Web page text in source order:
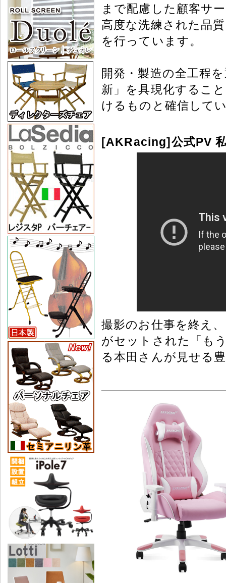
まで配慮した顧客サ
高度な洗練された品
を行っています。
開発・製造の全工程
新」を具現化するこ
けるものと確信して
[AKRacing]公式PV
撮影のお仕事を終え
がセットされた「も
る本田さんが見せる